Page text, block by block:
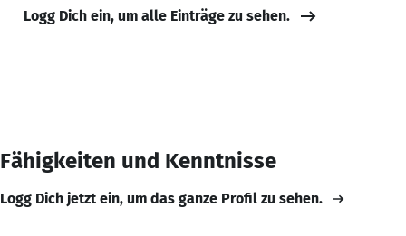
Logg Dich ein, um alle Einträge zu sehen.
Fähigkeiten und Kenntnisse
Logg Dich jetzt ein, um das ganze Profil zu sehen.